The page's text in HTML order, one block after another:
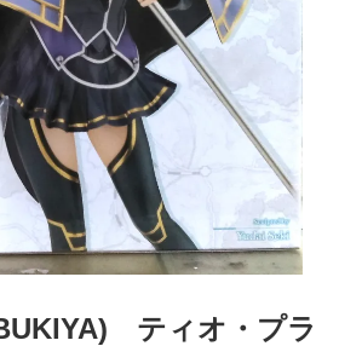
ティオ・プラ